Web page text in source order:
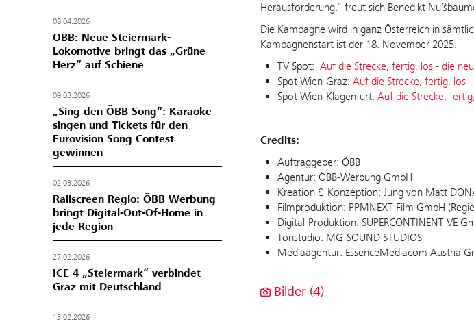
08.04.2026
ÖBB: Neue Steiermark-
Lokomotive bringt das „Grüne
Herz“ auf Schiene
09.03.2026
„Sing den ÖBB Song“: Karaoke
singen und Tickets für den
Eurovision Song Contest
gewinnen
02.03.2026
Railscreen Regio: ÖBB Werbung
bringt Digital-Out-Of-Home in
jede Region
27.02.2026
ICE 4 „Steiermark“ verbindet
Graz mit Deutschland
13.02.2026
Herausforderung.“ freut sich Benedikt
Die Kampagne wird in ganz Österreich in
Kampagnenstart ist der 18. November 2025.
TV Spot: Auf die Strecke, fertig, los - die
Spot Wien-Graz: Auf die Strecke, fertig, los
Spot Wien-Klagenfurt: Auf die Strecke,
Credits:
Auftraggeber: ÖBB
Agentur: ÖBB-Werbung GmbH
Kreation & Konzeption: Jung von Matt
Filmproduktion: PPMNEXT Film GmbH
Digital-Produktion: SUPERCONTINENT VE
Tonstudio: MG-SOUND STUDIOS
Mediaagentur: EssenceMediacom Austria
Bilder (4)